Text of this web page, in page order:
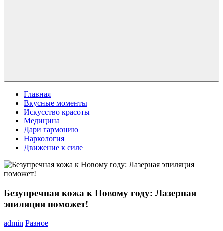
Главная
Вкусные моменты
Искусство красоты
Медицина
Дари гармонию
Наркология
Движение к силе
Безупречная кожа к Новому году: Лазерная
эпиляция поможет!
admin Разное